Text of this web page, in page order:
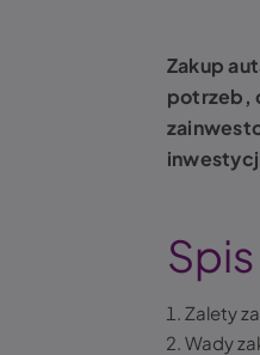
Zakup
potrzeb,
Zalety
Wady